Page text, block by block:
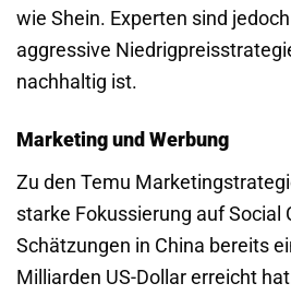
wie Shein. Experten sind
aggressive
nachhaltig ist.
Marketing und Werbung
Zu den Temu
starke Fokussierung auf Social
Schätzungen in China bereits
Milliarden US-Dollar erreicht